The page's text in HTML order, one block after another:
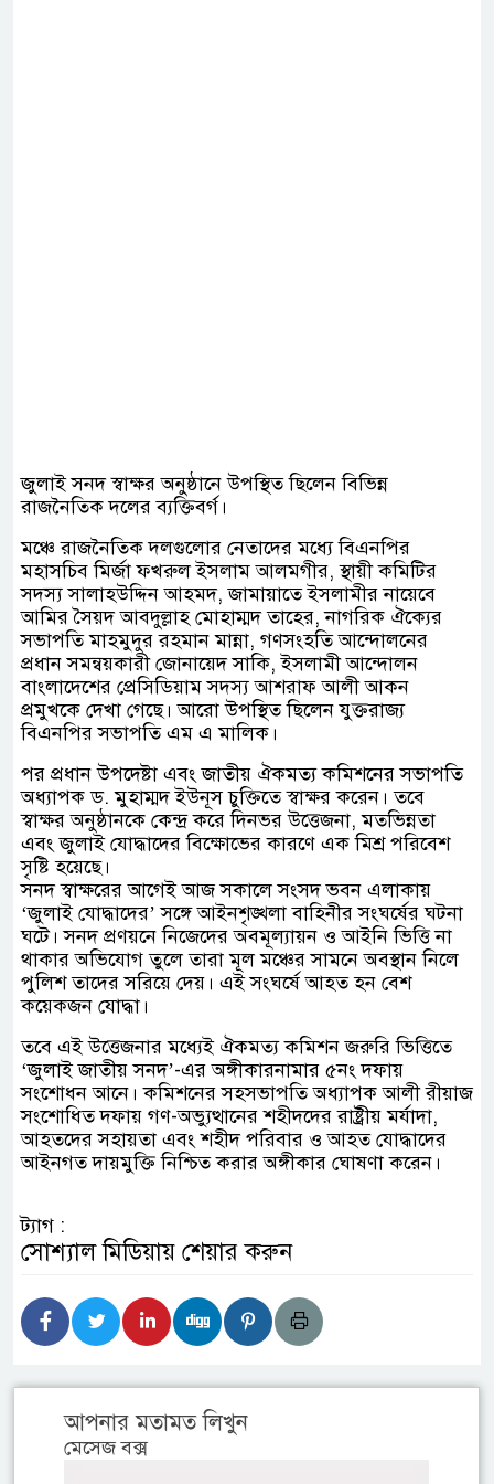
জুলাই সনদ স্বাক্ষর অনুষ্ঠানে উপস্থিত ছিলেন বিভিন্ন
রাজনৈতিক দলের ব্যক্তিবর্গ।
মঞ্চে রাজনৈতিক দলগুলোর নেতাদের মধ্যে বিএনপির
মহাসচিব মির্জা ফখরুল ইসলাম আলমগীর, স্থায়ী কমিটির
সদস্য সালাহউদ্দিন আহমদ, জামায়াতে ইসলামীর নায়েবে
আমির সৈয়দ আবদুল্লাহ মোহাম্মদ তাহের, নাগরিক ঐক্যের
সভাপতি মাহমুদুর রহমান মান্না, গণসংহতি আন্দোলনের
প্রধান সমন্বয়কারী জোনায়েদ সাকি, ইসলামী আন্দোলন
বাংলাদেশের প্রেসিডিয়াম সদস্য আশরাফ আলী আকন
প্রমুখকে দেখা গেছে। আরো উপস্থিত ছিলেন যুক্তরাজ্য
বিএনপির সভাপতি এম এ মালিক।
পর প্রধান উপদেষ্টা এবং জাতীয় ঐকমত্য কমিশনের সভাপতি
অধ্যাপক ড. মুহাম্মদ ইউনূস চুক্তিতে স্বাক্ষর করেন। তবে
স্বাক্ষর অনুষ্ঠানকে কেন্দ্র করে দিনভর উত্তেজনা, মতভিন্নতা
এবং জুলাই যোদ্ধাদের বিক্ষোভের কারণে এক মিশ্র পরিবেশ
সৃষ্টি হয়েছে।
সনদ স্বাক্ষরের আগেই আজ সকালে সংসদ ভবন এলাকায়
‘জুলাই যোদ্ধাদের’ সঙ্গে আইনশৃঙ্খলা বাহিনীর সংঘর্ষের ঘটনা
ঘটে। সনদ প্রণয়নে নিজেদের অবমূল্যায়ন ও আইনি ভিত্তি না
থাকার অভিযোগ তুলে তারা মূল মঞ্চের সামনে অবস্থান নিলে
পুলিশ তাদের সরিয়ে দেয়। এই সংঘর্ষে আহত হন বেশ
কয়েকজন যোদ্ধা।
তবে এই উত্তেজনার মধ্যেই ঐকমত্য কমিশন জরুরি ভিত্তিতে
‘জুলাই জাতীয় সনদ’-এর অঙ্গীকারনামার ৫নং দফায়
সংশোধন আনে। কমিশনের সহসভাপতি অধ্যাপক আলী রীয়াজ
সংশোধিত দফায় গণ-অভ্যুত্থানের শহীদদের রাষ্ট্রীয় মর্যাদা,
আহতদের সহায়তা এবং শহীদ পরিবার ও আহত যোদ্ধাদের
আইনগত দায়মুক্তি নিশ্চিত করার অঙ্গীকার ঘোষণা করেন।
ট্যাগ :
সোশ্যাল মিডিয়ায় শেয়ার করুন
আপনার মতামত লিখুন
মেসেজ বক্স